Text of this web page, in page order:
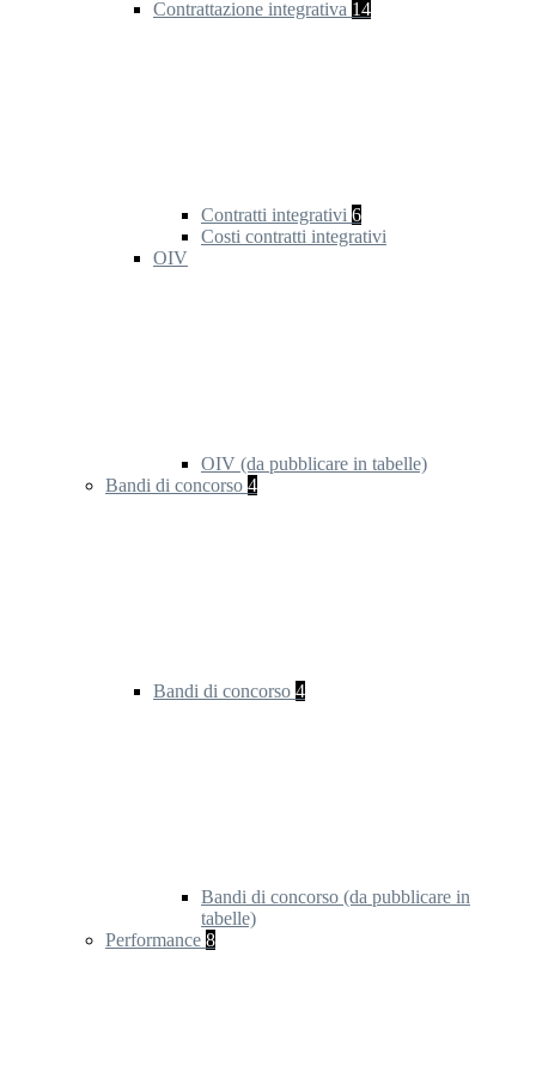
Contrattazione integrativa 14
Contratti integrativi 6
Costi contratti integrativi
OIV
OIV (da pubblicare in tabelle)
Bandi di concorso 4
Bandi di concorso 4
Bandi di concorso (da pubblicare in
tabelle)
Performance 8